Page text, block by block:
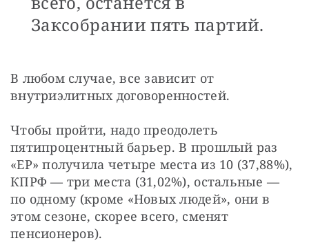
Заксобрании пять партий.
В любом случае, все зависит от
внутриэлитных договоренностей.
Чтобы пройти, надо преодолеть
пятипроцентный барьер. В прошлый раз
«ЕР» получила четыре места из 10 (37,88%),
КПРФ — три места (31,02%), остальные —
по одному (кроме «Новых людей», они в
этом сезоне, скорее всего, сменят
пенсионеров).